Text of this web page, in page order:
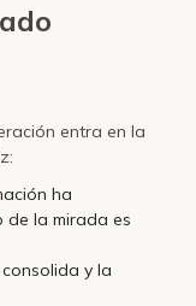
entra en la
ha
de la mirada es
y la